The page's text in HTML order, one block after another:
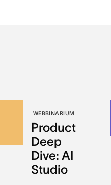
WEBBINARIUM
Product
Deep
Dive: AI
Studio